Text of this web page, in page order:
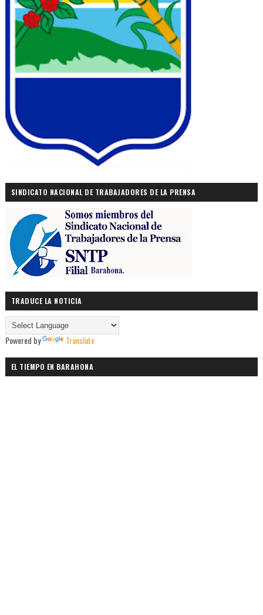
SINDICATO NACIONAL DE TRABAJADORES DE LA PRENSA
TRADUCE LA NOTICIA
Powered by Translate
EL TIEMPO EN BARAHONA